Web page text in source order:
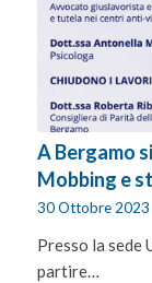
A Bergamo
Mobbing e
30 Ottobre 2023
Presso la sede
partire…